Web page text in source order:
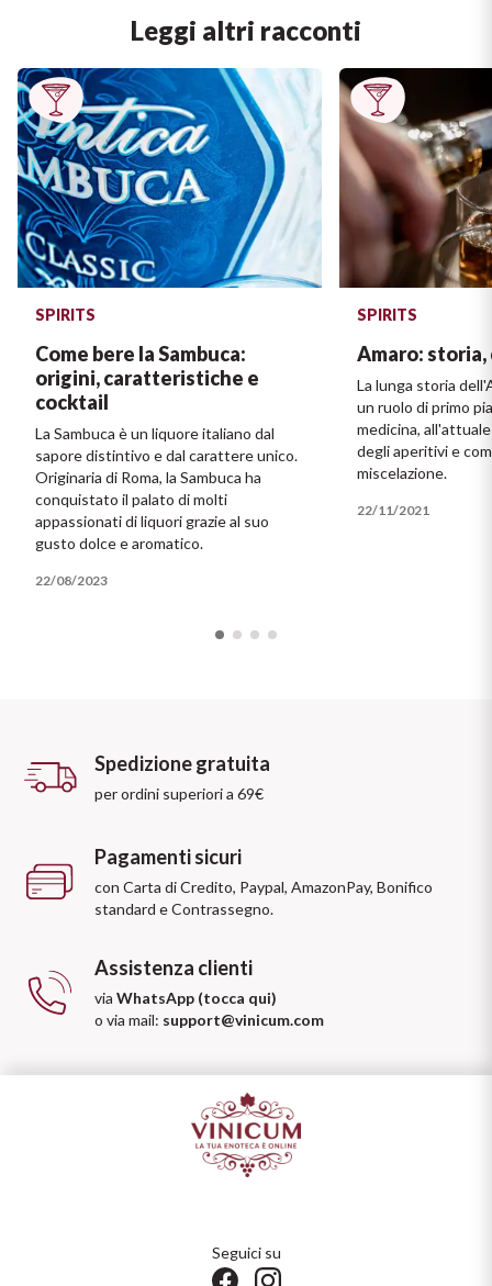
Leggi altri racconti
SPIRITS
Come bere la Sambuca:
origini, caratteristiche e
cocktail
La Sambuca è un liquore italiano dal
sapore distintivo e dal carattere unico.
Originaria di Roma, la Sambuca ha
conquistato il palato di molti
appassionati di liquori grazie al suo
gusto dolce e aromatico.
22/08/2023
SPIRITS
Amaro:
La lunga storia
un ruolo di primo
medicina,
degli aperitivi e
miscelazione.
22/11/2021
Spedizione gratuita
per ordini superiori a 69€
Pagamenti sicuri
con Carta di Credito, Paypal, AmazonPay, Bonifico
standard e Contrassegno.
Assistenza clienti
via WhatsApp (tocca qui)
o via mail: support@vinicum.com
Seguici su